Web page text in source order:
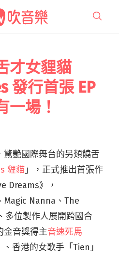
才女貍貓
發行首張 EP
一場！
驚艷國際舞台的另類饒舌
貍貓 」，正式推出首張作
Dreams》，
Nanna、The
多位製作人展開跨國合
金音獎得主音速死馬
、香港的女歌手「Tien」